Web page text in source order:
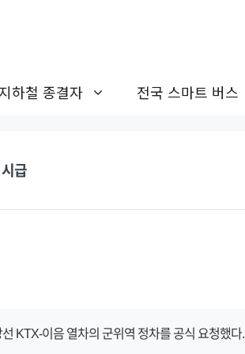
하철 종결자 전국 스마트 버스
급
KTX-이음 열차의 군위역 정차를 공식 요청했다.